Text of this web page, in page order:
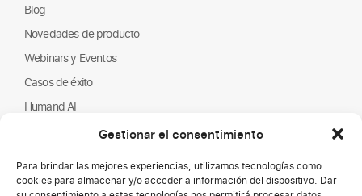
Gestionar el consentimiento
Para brindar las mejores experiencias, utilizamos tecnologías como
cookies para almacenar y/o acceder a información del dispositivo. Dar
Blog
Novedades de producto
Webinars y Eventos
Casos de éxito
Humand AI
Guías y Reportes
Nosotros
Humand